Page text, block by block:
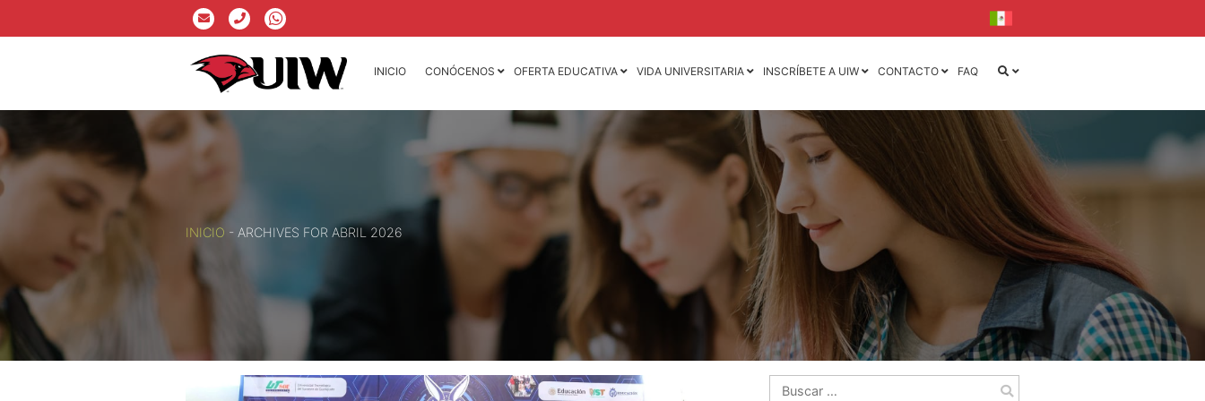
INICIO CONÓCENOS OFERTA EDUCATIVA
Licenciatura en
Contaduría Pública y
Finanzas
Licenciatura en Derecho
Licenciatura en
Dirección y
Administración de
Empresas
Licenciatura en
Negocios Internacionales
Licenciatura en Nutrición
Licenciatura en
Licenciatura en
Mercadotecnia
Licenciatura en
Animación 3D y Diseño
de Videojuegos
Licenciatura en Diseño y
Mercadotecnia de la
Ingeniería Industrial
Ingeniería Mecánica
Ingeniería Mecatrónica
VIDA UNIVERSITARIA INSCRÍBETE A UIW CONTACTO FAQ
INICIO - ARCHIVES FOR ABRIL 2026
Buscar: